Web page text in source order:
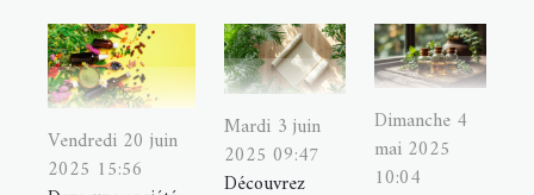
Vendredi 20 juin
2025 15:56
Mardi 3 juin
2025 09:47
Découvrez
Dimanche 4
mai 2025
10:04